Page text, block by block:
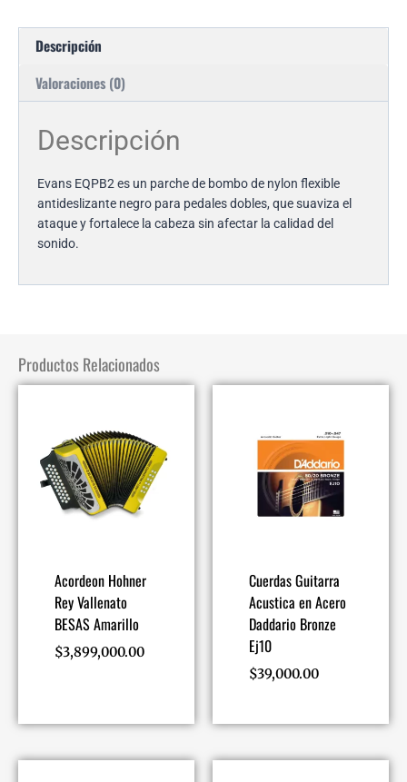
Descripción
Valoraciones (0)
Descripción
Evans EQPB2 es un parche de bombo de nylon flexible
antideslizante negro para pedales dobles, que suaviza el
ataque y fortalece la cabeza sin afectar la calidad del
sonido.
Productos Relacionados
Acordeon Hohner
Rey Vallenato
BESAS Amarillo
$3,899,000.00
Cuerdas Guitarra
Acustica en Acero
Daddario Bronze
Ej10
$39,000.00